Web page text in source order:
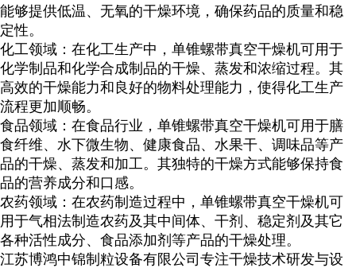
能够提供低温、无氧的干燥环境，确保药品的质量和稳
定性。
化工领域：在化工生产中，单锥螺带真空干燥机可用于
化学制品和化学合成制品的干燥、蒸发和浓缩过程。其
高效的干燥能力和良好的物料处理能力，使得化工生产
流程更加顺畅。
食品领域：在食品行业，单锥螺带真空干燥机可用于膳
食纤维、水下微生物、健康食品、水果干、调味品等产
品的干燥、蒸发和加工。其独特的干燥方式能够保持食
品的营养成分和口感。
农药领域：在农药制造过程中，单锥螺带真空干燥机可
用于气相法制造农药及其中间体、干剂、稳定剂及其它
各种活性成分、食品添加剂等产品的干燥处理。
江苏博鸿中锦制粒设备有限公司专注干燥技术研发与设